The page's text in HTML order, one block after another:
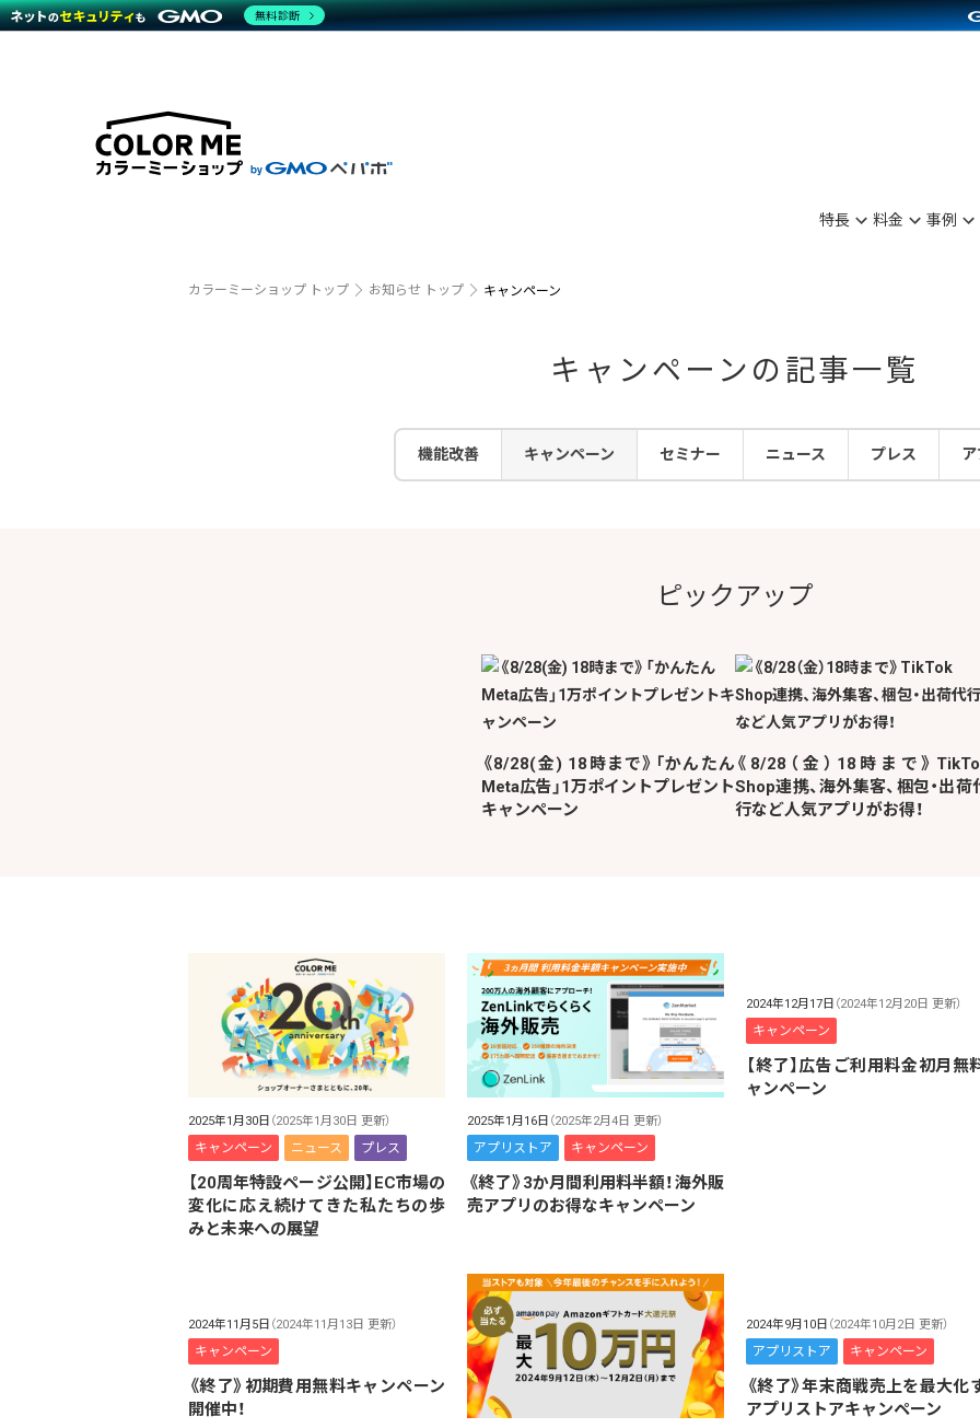
特長 料金 事例
特長
商材一覧を見る
機能一覧を見る
特長別に見る
売上につながる集客
顧客ロイヤリティを向上
複数店舗との連携
業種別に見る
料金シミュレーション
運営サポート
開発・API連携代行
カラーミーショップ トップ お知らせ トップ キャンペーン
キャンペーンの記事一覧
機能改善 キャンペーン セミナー ニュース プレス
ピックアップ
《8/28(金) 18時まで》「かんたん
Meta広告」1万ポイントプレゼント
キャンペーン
《8/28（金）18時まで》
Shop連携、海外集客、梱包・出荷
行など人気アプリがお得！
2025年1月30日 （2025年1月30日 更新）
キャンペーン ニュース プレス
【20周年特設ページ公開】EC市場の
変化に応え続けてきた私たちの歩
みと未来への展望
2025年1月16日 （2025年2月4日 更新）
アプリストア キャンペーン
《終了》3か月間利用料半額！海外販
売アプリのお得なキャンペーン
2024年12月17日 （2024年12月20日 更新）
キャンペーン
【終了】広告ご利用料金初月無
ャンペーン
2024年11月5日 （2024年11月13日 更新）
キャンペーン
《終了》初期費用無料キャンペーン
開催中！
2024年9月10日 （2024年10月2日 更新）
アプリストア キャンペーン
《終了》年末商戦売上を最大化
アプリストアキャンペーン
無料診断